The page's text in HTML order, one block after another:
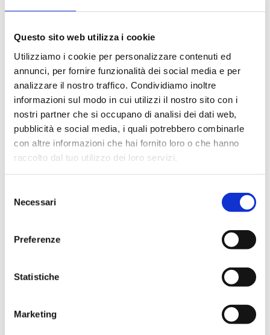
Questo sito web utilizza i cookie
Utilizziamo i cookie per personalizzare contenuti ed
annunci, per fornire funzionalità dei social media e per
analizzare il nostro traffico. Condividiamo inoltre
informazioni sul modo in cui utilizzi il nostro sito con i
nostri partner che si occupano di analisi dei dati web,
pubblicità e social media, i quali potrebbero combinarle
con altre informazioni che hai fornito loro o che hanno
raccolto dal tuo utilizzo dei loro servizi.
delNecessari
Preferenze
Statistiche
Marketing
Prezzo
€ 20,00
IVA assolta dall'editore
Acquista